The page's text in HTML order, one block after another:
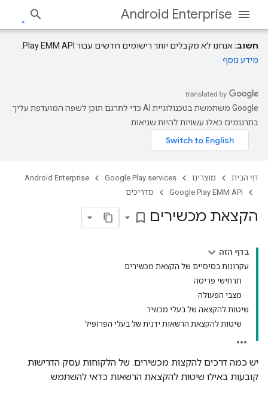
Android Enterprise
חשוב: אנחנו לא מקבלים יותר רישומים חדשים עבור Play EMM API.
מידע נוסף
‫Google משתמשת בטכנולוגיית AI כדי לתרגם תוכן לשפה המועדפת עליך.
בתרגומים כאלו עשויות להיות שגיאות.
דף הבית מוצרים Google Play services
Android Enterprise
Google Play EMM API
מדריכים
הקצאת מכשירים bookmark_border
בדף הזה
עקרונות בסיסיים של הקצאת מכשירים
תרחישי פריסה
מצבי הפעולה
שיטות להקצאה של בעלי מכשיר
שיטות להקצאת הרשאות ידנית של בעלי הפרופיל
יש כמה דרכים להקצות מכשירים. של הלקוחות עסק הדרישות
קובעות באילו שיטות להקצאת הרשאות כדאי להשתמש.